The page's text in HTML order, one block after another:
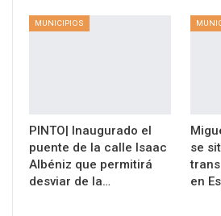
MUNICIPIOS
PINTO| Inaugurado el
puente de la calle Isaac
Albéniz que permitirá
desviar de la…
se
en